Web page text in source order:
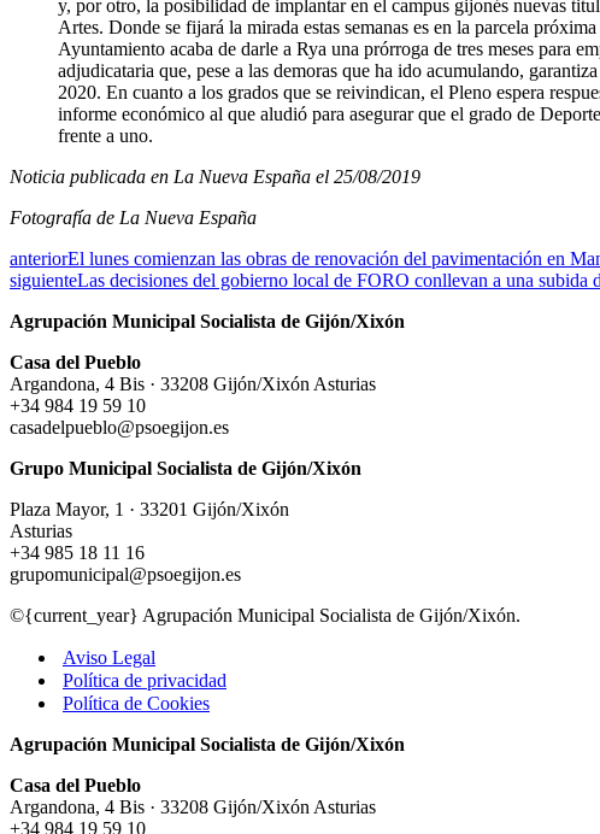
y, por otro, la posibilidad de implantar en el campus gijonés nuevas
Artes. Donde se fijará la mirada estas semanas es en la parcela
Ayuntamiento acaba de darle a Rya una prórroga de tres meses para
adjudicataria que, pese a las demoras que ha ido acumulando,
2020. En cuanto a los grados que se reivindican, el Pleno espera
informe económico al que aludió para asegurar que el grado de
frente a uno.
Noticia publicada en La Nueva España el 25/08/2019
Fotografía de La Nueva España
anteriorEl lunes comienzan las obras de renovación del pavimentación en
siguienteLas decisiones del gobierno local de FORO conllevan a una subida
Agrupación Municipal Socialista de Gijón/Xixón
Casa del Pueblo
Argandona, 4 Bis · 33208 Gijón/Xixón Asturias
+34 984 19 59 10
casadelpueblo@psoegijon.es
Grupo Municipal Socialista de Gijón/Xixón
Plaza Mayor, 1 · 33201 Gijón/Xixón
Asturias
+34 985 18 11 16
grupomunicipal@psoegijon.es
©{current_year} Agrupación Municipal Socialista de Gijón/Xixón.
Aviso Legal
Política de privacidad
Política de Cookies
Agrupación Municipal Socialista de Gijón/Xixón
Casa del Pueblo
Argandona, 4 Bis · 33208 Gijón/Xixón Asturias
+34 984 19 59 10